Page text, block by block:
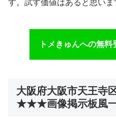
す。試す価値はあると思いま
トメきゅんへの無
大阪府大阪市天王寺
★★★画像掲示板風